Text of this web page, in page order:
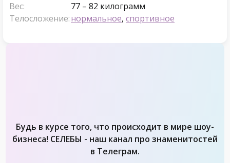
Вес:
77 – 82 килограмм
Телосложение:нормальное, спортивное
Будь в курсе того, что происходит в мире шоу-
бизнеса! СЕЛЕБЫ - наш канал про знаменитостей
в Телеграм.